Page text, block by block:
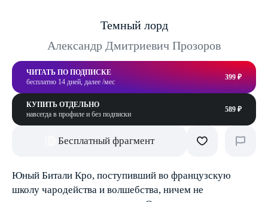
Темный лорд
Александр Дмитриевич Прозоров
ЧИТАТЬ ПО ПОДПИСКЕ
бесплатно 14 дней, далее /мес
399 ₽
КУПИТЬ ОТДЕЛЬНО
навсегда в профиле и без подписки
589 ₽
Бесплатный фрагмент
Юный Битали Кро, поступивший во французскую
школу чародейства и волшебства, ничем не